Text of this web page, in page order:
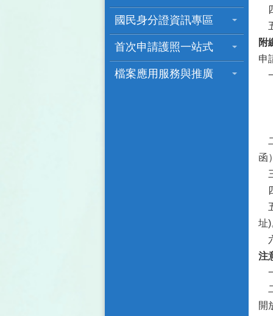
國民身分證資訊專區
首次申請護照一站式
檔案應用服務與推廣
附
申
函
址)
注
開